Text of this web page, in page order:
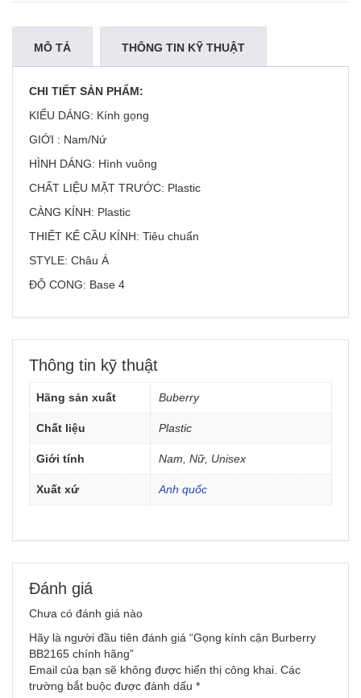
MÔ TẢ THÔNG TIN KỸ THUẬT
NHẬN XÉT
CHI TIẾT SẢN PHẨM:
KIỂU DÁNG: Kính gọng
GIỚI : Nam/Nứ
HÌNH DÁNG: Hình vuông
CHẤT LIỆU MẶT TRƯỚC: Plastic
CÀNG KÍNH: Plastic
THIẾT KẾ CẦU KÍNH: Tiêu chuẩn
STYLE: Châu Á
ĐỘ CONG: Base 4
Thông tin kỹ thuật
Hãng sản xuất Buberry
Chất liệu Plastic
Giới tính Nam, Nữ, Unisex
Xuất xứ Anh quốc
Đánh giá
Chưa có đánh giá nào
Hãy là người đầu tiên đánh giá “Gọng kính cận Burberry
BB2165 chính hãng”
Email của bạn sẽ không được hiển thị công khai. Các
trường bắt buộc được đánh dấu *